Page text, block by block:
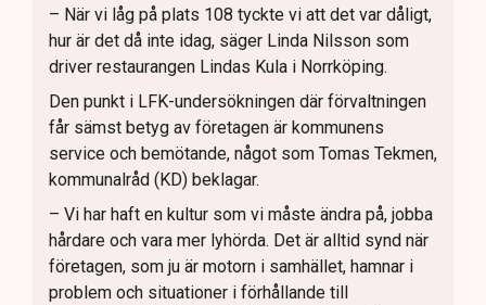
– När vi låg på plats 108 tyckte vi att det var dåligt,
hur är det då inte idag, säger Linda Nilsson som
driver restaurangen Lindas Kula i Norrköping.
Den punkt i LFK-undersökningen där förvaltningen
får sämst betyg av företagen är kommunens
service och bemötande, något som Tomas Tekmen,
kommunalråd (KD) beklagar.
– Vi har haft en kultur som vi måste ändra på, jobba
hårdare och vara mer lyhörda. Det är alltid synd när
företagen, som ju är motorn i samhället, hamnar i
problem och situationer i förhållande till